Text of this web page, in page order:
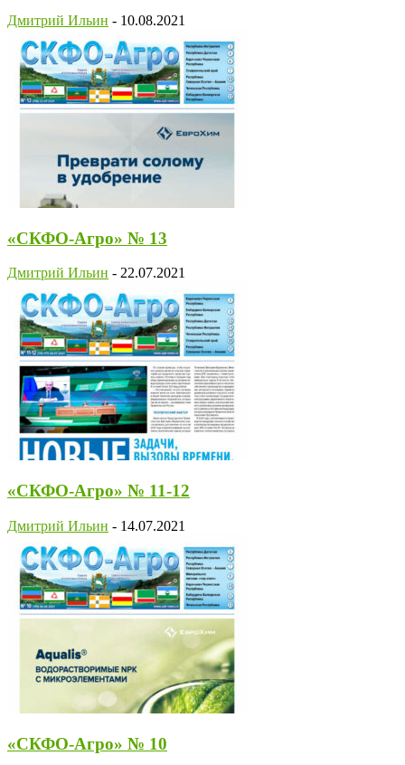
Дмитрий Ильин - 10.08.2021
«СКФО-Агро» № 13
Дмитрий Ильин - 22.07.2021
«СКФО-Агро» № 11-12
Дмитрий Ильин - 14.07.2021
«СКФО-Агро» № 10